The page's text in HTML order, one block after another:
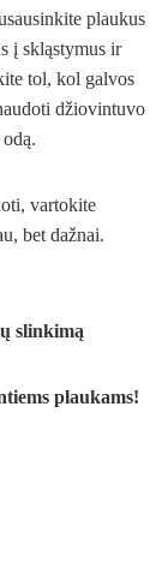
plaukus
į skląstymus ir
tol, kol galvos
džiovintuvo
vartokite
bet dažnai.
slinkimą
plaukams!